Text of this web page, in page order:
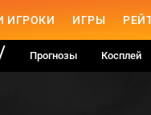
ИГРОКИ ИГРЫ
Прогнозы Косплей